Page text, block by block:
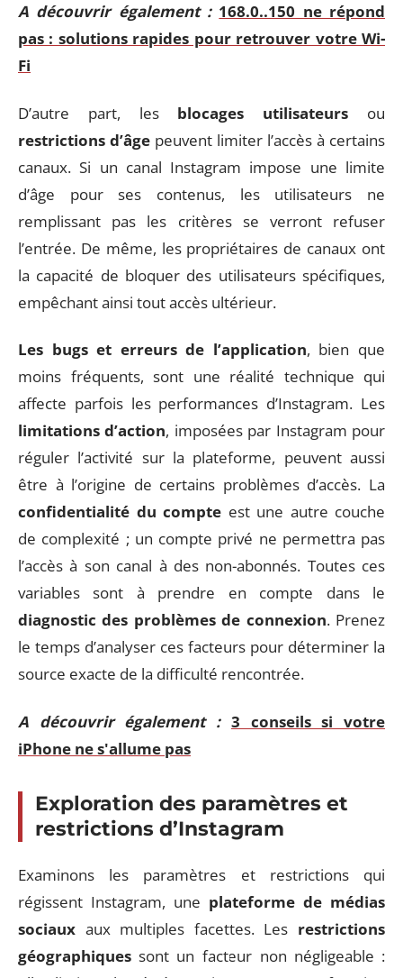
A découvrir également : 168.0..150 ne répond
pas : solutions rapides pour retrouver votre Wi-
Fi
D’autre part, les blocages utilisateurs ou
restrictions d’âge peuvent limiter l’accès à certains
canaux. Si un canal Instagram impose une limite
d’âge pour ses contenus, les utilisateurs ne
remplissant pas les critères se verront refuser
l’entrée. De même, les propriétaires de canaux ont
la capacité de bloquer des utilisateurs spécifiques,
empêchant ainsi tout accès ultérieur.
Les bugs et erreurs de l’application, bien que
moins fréquents, sont une réalité technique qui
affecte parfois les performances d’Instagram. Les
limitations d’action, imposées par Instagram pour
réguler l’activité sur la plateforme, peuvent aussi
être à l’origine de certains problèmes d’accès. La
confidentialité du compte est une autre couche
de complexité ; un compte privé ne permettra pas
l’accès à son canal à des non-abonnés. Toutes ces
variables sont à prendre en compte dans le
diagnostic des problèmes de connexion. Prenez
le temps d’analyser ces facteurs pour déterminer la
source exacte de la difficulté rencontrée.
A découvrir également : 3 conseils si votre
iPhone ne s'allume pas
Exploration des paramètres et
restrictions d’Instagram
Examinons les paramètres et restrictions qui
régissent Instagram, une plateforme de médias
sociaux aux multiples facettes. Les restrictions
géographiques sont un facteur non négligeable :